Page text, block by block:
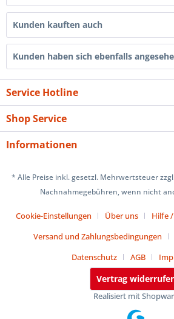
Kunden kauften auch
Kunden haben sich ebenfalls
Service Hotline
Shop Service
Informationen
* Alle Preise inkl. gesetzl. Mehrwertsteuer
Nachnahmegebühren, wenn nicht
Cookie-Einstellungen Über uns Hilfe
Versand und Zahlungsbedingungen
Datenschutz
AGB
Vertrag
Realisiert mit